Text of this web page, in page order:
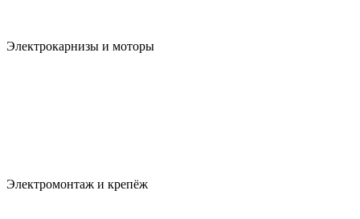
Электрокарнизы и моторы
Электромонтаж и крепёж